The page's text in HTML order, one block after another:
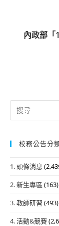
內政部「
Search
for:
校務公告分
1. 頭條消息
2. 新生專區 (163)
3. 教師研習 (493)
4. 活動&競賽